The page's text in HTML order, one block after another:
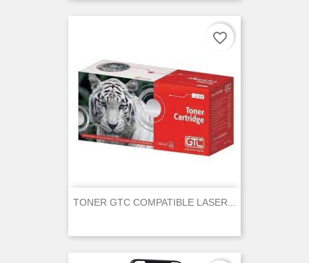
TONER GTC COMPATIBLE LASER...
favorite_border